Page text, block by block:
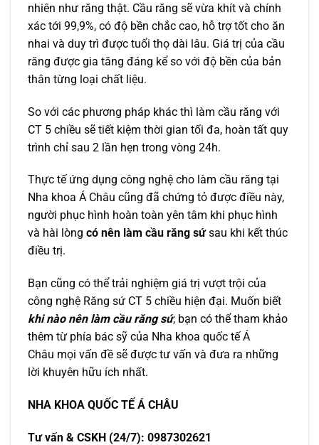
nhiên như răng thật. Cầu răng sẽ vừa khít và chính
xác tới 99,9%, có độ bền chắc cao, hỗ trợ tốt cho ăn
nhai và duy trì được tuổi thọ dài lâu. Giá trị của cầu
răng được gia tăng đáng kể so với độ bền của bản
thân từng loại chất liệu.
So với các phương pháp khác thì làm cầu răng với
CT 5 chiều sẽ tiết kiệm thời gian tối đa, hoàn tất quy
trình chỉ sau 2 lần hẹn trong vòng 24h.
Thực tế ứng dụng công nghệ cho làm cầu răng tại
Nha khoa Á Châu cũng đã chứng tỏ được điều này,
người phục hình hoàn toàn yên tâm khi phục hình
và hài lòng có nên làm cầu răng sứsau khi kết thúc
điều trị.
Bạn cũng có thể trải nghiệm giá trị vượt trội của
công nghệ Răng sứ CT 5 chiều hiện đại. Muốn biết
khi nào nên làm cầu răng sứ, bạn có thể tham khảo
thêm từ phía bác sỹ của Nha khoa quốc tế Á
Châu mọi vấn đề sẽ được tư vấn và đưa ra những
lời khuyên hữu ích nhất.
NHA KHOA QUỐC TẾ Á CHÂU
Tưvấn & CSKH (24/7): 0987302621